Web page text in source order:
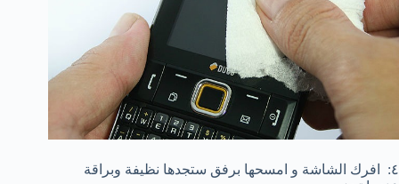
٤: افرك الشاشة و امسحها برفق ستجدها نظيفة وبراقة